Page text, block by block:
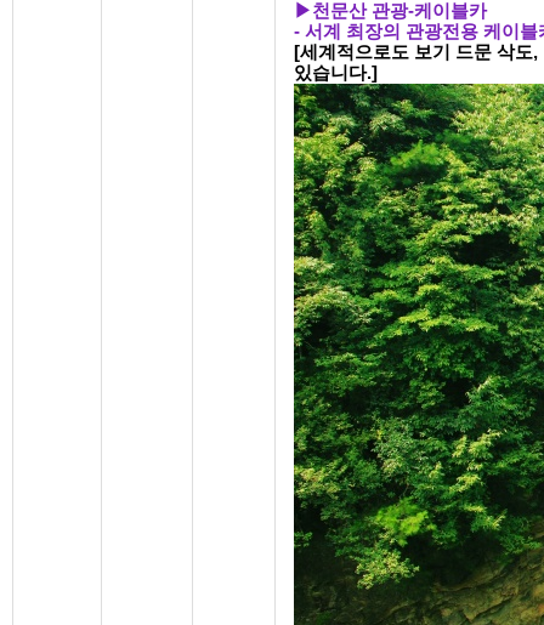
▶천문산 관광-케이블카
- 서계 최장의 관광전용 케이
[세계적으로도 보기 드문 삭도
있습니다.]